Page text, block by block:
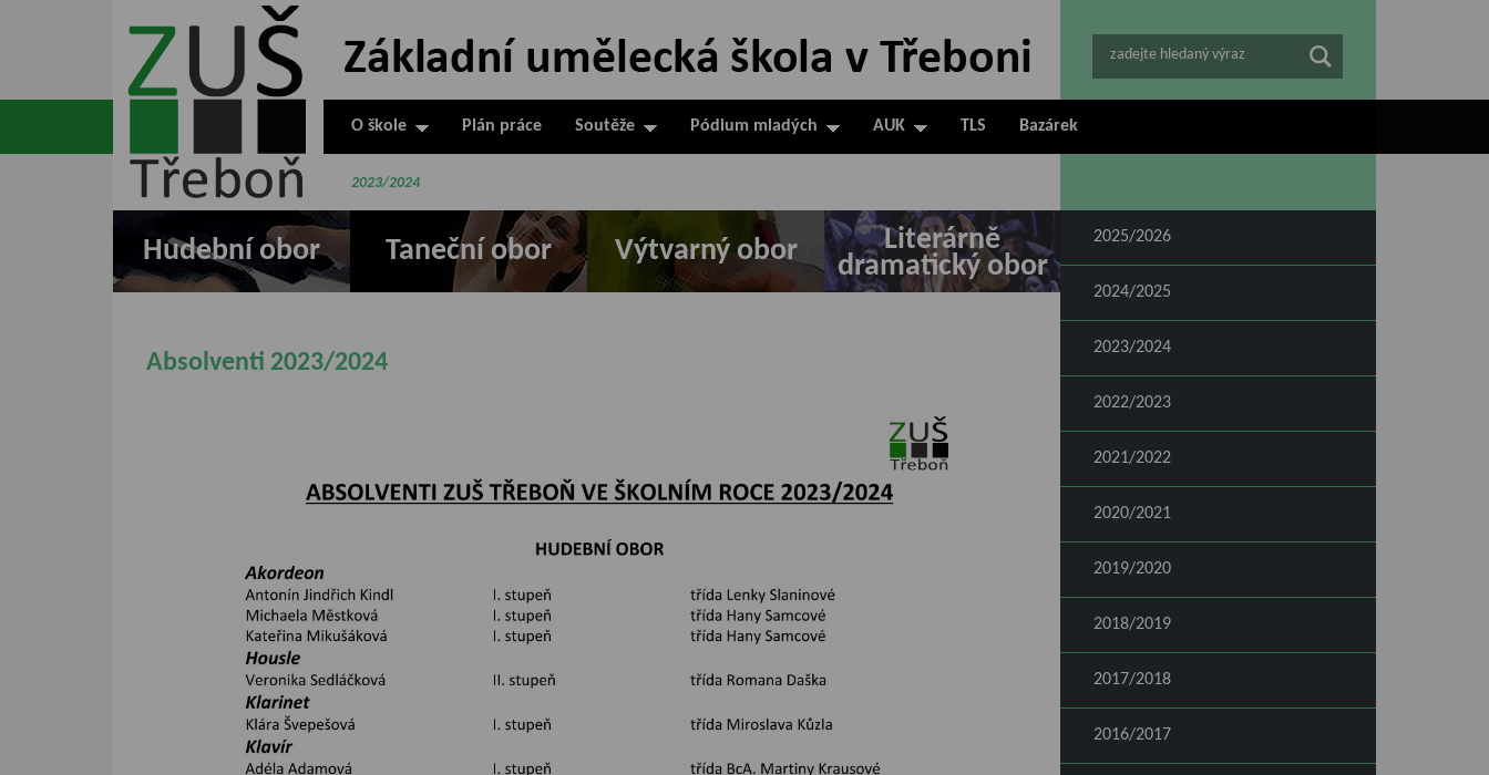
ZUŠ Třeboň -
Základní
umělecká škola
zadejte hledaný výraz
O škole Plán práce Soutěže Pódium mladých AUK TLS Bazárek
Hudební obor Taneční obor Výtvarný obor
Literárně
dramatický obor
2023/2024
Absolventi 2023/2024
2025/2026
2024/2025
2023/2024
2022/2023
2021/2022
2020/2021
2019/2020
2018/2019
2017/2018
2016/2017